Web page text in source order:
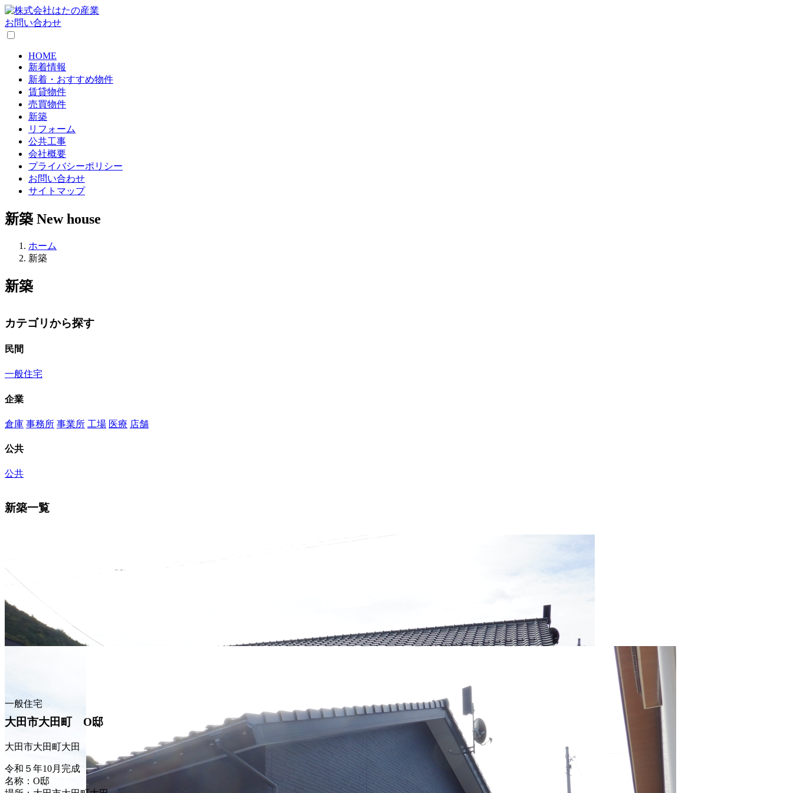
お問い合わせ
HOME
新着情報
新着・おすすめ物件
賃貸物件
売買物件
新築
リフォーム
公共工事
会社概要
プライバシーポリシー
お問い合わせ
サイトマップ
新築 New house
ホーム
新築
新築
カテゴリから探す
民間
一般住宅
企業
倉庫 事務所 事業所 工場 医療 店舗
公共
公共
新築一覧
一般住宅
大田市大田町 O邸
大田市大田町大田
令和５年10月完成
名称：O邸